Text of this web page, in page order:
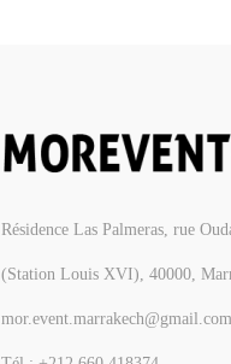
Résidence Las Palmeras, rue
(Station Louis XVI), 40000,
mor.event.marrakech@gmail.com